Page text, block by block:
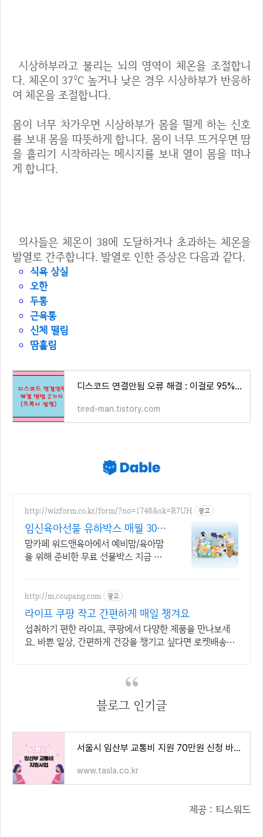
시상하부라고 불리는 뇌의 영역이 체온을 조절합니
다. 체온이 37°C 높거나 낮은 경우 시상하부가 반응하
여 체온을 조절합니다.
몸이 너무 차가우면 시상하부가 몸을 떨게 하는 신호
를 보내 몸을 따뜻하게 합니다. 몸이 너무 뜨거우면 땀
을 흘리기 시작하라는 메시지를 보내 열이 몸을 떠나
게 합니다.
의사들은 체온이 38에 도달하거나 초과하는 체온을
발열로 간주합니다. 발열로 인한 증상은 다음과 같다.
식욕 상실
오한
두통
근육통
신체 떨림
땀흘림
디스코드 연결안됨 오류 해결 : 이걸로 95% 해결됨
tired-man.tistory.com
http://wizform.co.kr/form/?no=1748&sk=R7UH 광고
임신육아선물 유하박스 매월 300
명 추첨
맘카페 위드앤육아에서 예비맘/육아맘
을 위해 준비한 무료 선물박스 지금 신
http://m.coupang.com 광고
라이프 쿠팡 작고 간편하게 매일 챙겨요
섭취하기 편한 라이프, 쿠팡에서 다양한 제품을 만나보세
요. 바쁜 일상, 간편하게 건강을 챙기고 싶다면 로켓배송으
블로그 인기글
서울시 임산부 교통비 지원 70만원 신청 바로가기
www.tasla.co.kr
제공 : 티스워드